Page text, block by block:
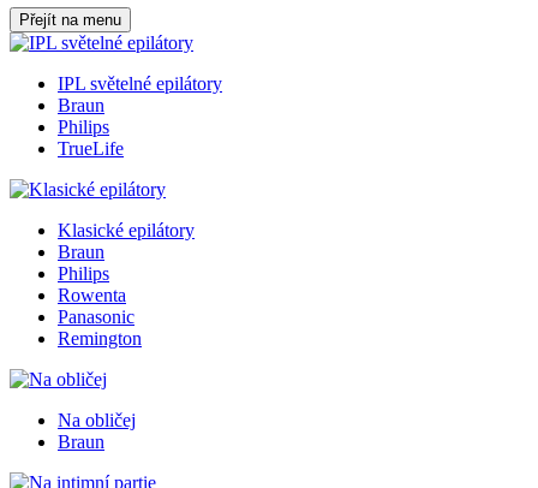
Přejít na menu
IPL světelné epilátory
Braun
Philips
TrueLife
Klasické epilátory
Braun
Philips
Rowenta
Panasonic
Remington
Na obličej
Braun